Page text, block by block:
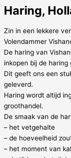
Haring,
Zin in een lekkere
Volendammer
De haring van
inkopen bij de haring
Dit geeft ons een
geleverd.
Haring wordt altijd
groothandel.
De smaak van de
– het vetgehalte
– de hoeveelheid
– het moment van